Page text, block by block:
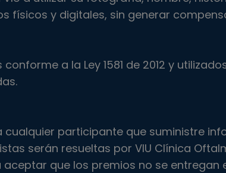
físicos y digitales, sin generar
a la Ley 1581 de 2012 y
cualquier participante que suministre
serán resueltas por VIU Clínica
aceptar que los premios no se